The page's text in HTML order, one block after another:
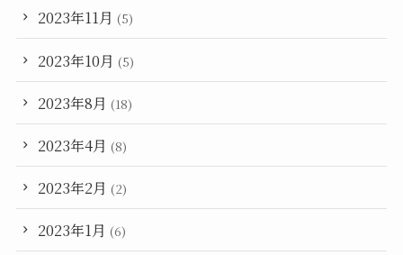
2023年11月 (5)
2023年10月 (5)
2023年8月 (18)
2023年4月 (8)
2023年2月 (2)
2023年1月 (6)